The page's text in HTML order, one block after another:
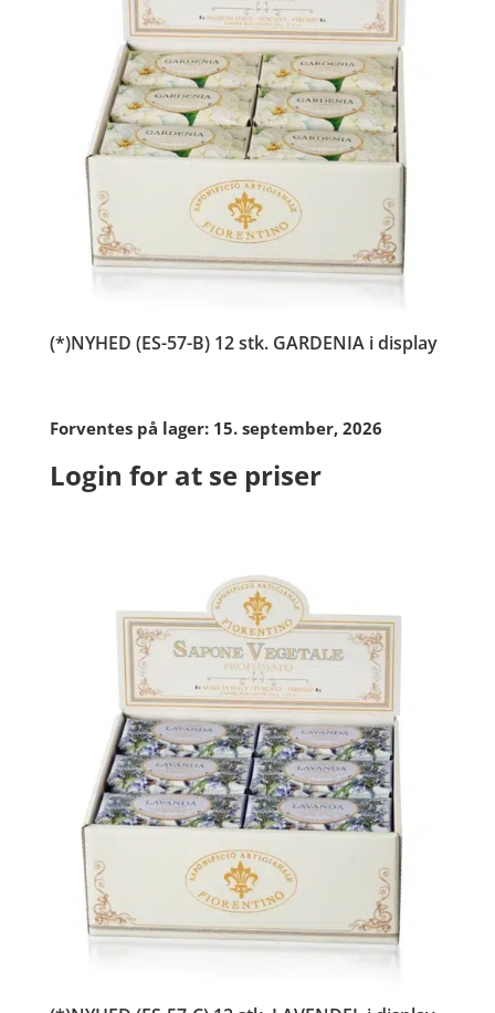
(*)NYHED (ES-57-B) 12 stk. GARDENIA i display
Forventes på lager: 15. september, 2026
Login for at se priser